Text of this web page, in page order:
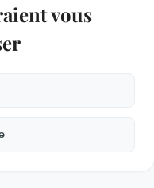
vous